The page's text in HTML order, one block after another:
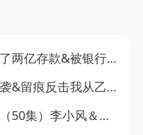
后我撤光了两亿存款（40集）AI短剧
方逆袭（62集）AI短剧（2026）
）李小风＆程琳淼